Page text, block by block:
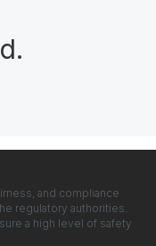
.
and compliance
regulatory authorities.
a high level of safety